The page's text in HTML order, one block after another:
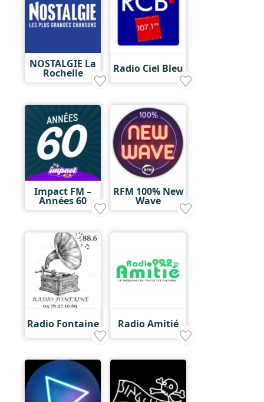
NOSTALGIE La
Rochelle Radio Ciel Bleu
Impact FM –
Années 60
RFM 100% New
Wave
Radio Fontaine Radio Amitié